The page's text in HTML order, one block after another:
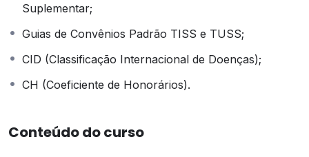
Suplementar;
Guias de Convênios Padrão TISS e TUSS;
CID (Classificação Internacional de Doenças);
CH (Coeficiente de Honorários).
Conteúdo do curso